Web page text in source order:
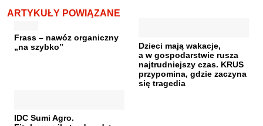
ARTYKUŁY POWIĄZANE
Frass – nawóz organiczny
„na szybko”
Dzieci mają wakacje,
a w gospodarstwie rusza
najtrudniejszy czas. KRUS
przypomina, gdzie zaczyna
się tragedia
IDC Sumi Agro.